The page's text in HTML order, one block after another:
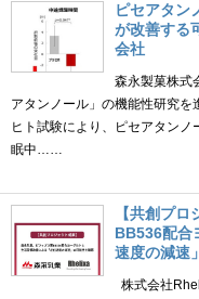
ピセアタン
が改善する
会社
森永製菓株式
アタンノール」の機能性研究
ヒト試験により、ピセアタン
眠中……
【共創プ
BB536配合
速度の減速
株式会社